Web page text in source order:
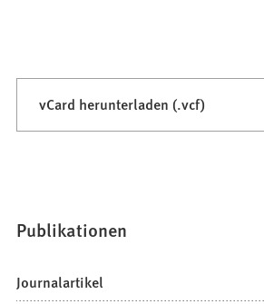
vCard herunterladen (.vcf)
Publikationen
Journalartikel